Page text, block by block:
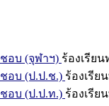
อบ (จุฬาฯ) ร้องเรีย
อบ (ป.ป.ช.) ร้องเรีย
อบ (ป.ป.ท.) ร้องเรีย